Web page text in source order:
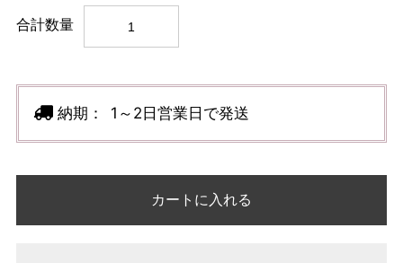
合計数量
納期： 1～2日営業日で発送
カートに入れる